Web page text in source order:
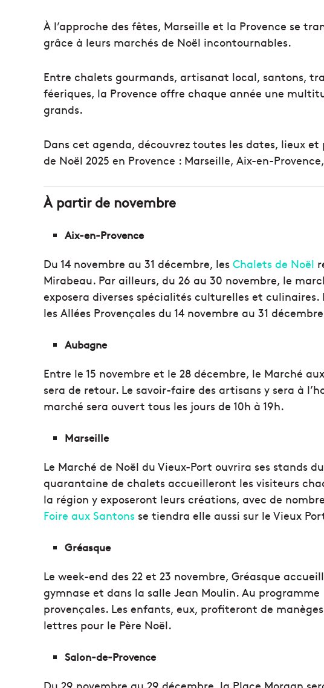
À l’approche des fêtes, Marseille et la Provence se
grâce à leurs marchés de Noël incontournables.
Entre chalets gourmands, artisanat local, santons,
féeriques, la Provence offre chaque année une
grands.
Dans cet agenda, découvrez toutes les dates, lieux
de Noël 2025 en Provence : Marseille, Aix-en-
À partir de novembre
Aix-en-Provence
Du 14 novembre au 31 décembre, les Chalets de Noël
Mirabeau. Par ailleurs, du 26 au 30 novembre, le
exposera diverses spécialités culturelles et
les Allées Provençales du 14 novembre au 31
Aubagne
Entre le 15 novembre et le 28 décembre, le Marché
sera de retour. Le savoir-faire des artisans y sera à
marché sera ouvert tous les jours de 10h à 19h.
Marseille
Le Marché de Noël du Vieux-Port ouvrira ses stands
quarantaine de chalets accueilleront les visiteurs
la région y exposeront leurs créations, avec de
Foire aux Santons se tiendra elle aussi sur le Vieux
Gréasque
Le week-end des 22 et 23 novembre, Gréasque
gymnase et dans la salle Jean Moulin. Au
provençales. Les enfants, eux, profiteront de
lettres pour le Père Noël.
Salon-de-Provence